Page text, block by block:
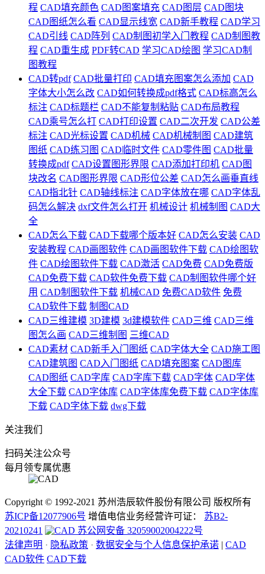
程 CAD填充颜色 CAD图案填充 CAD图层 CAD图块
CAD图纸怎么看 CAD显示线宽 CAD新手教程 CAD学习
CAD引线 CAD阵列 CAD制图初学入门教程 CAD制图教
程 CAD重生成 PDF转CAD 学习CAD绘图 学习CAD制
图教程
CAD转pdf CAD批量打印 CAD填充图案怎么添加 CAD
字体大小怎么改 CAD如何转换成pdf格式 CAD标高怎么
标注 CAD标题栏 CAD不能复制粘贴 CAD布局教程
CAD乘号怎么打 CAD打印设置 CAD二次开发 CAD公差
标注 CAD光标设置 CAD机械 CAD机械制图 CAD建筑
图纸 CAD练习图 CAD临时文件 CAD零件图 CAD批量
转换成pdf CAD设置图形界限 CAD添加打印机 CAD图
块改名 CAD图形界限 CAD形位公差 CAD怎么画垂直线
CAD指北针 CAD轴线标注 CAD字体放在哪 CAD字体乱
码怎么解决 dxf文件怎么打开 机械设计 机械制图 CAD大
全
CAD怎么下载 CAD下载哪个版本好 CAD怎么安装 CAD
安装教程 CAD画图软件 CAD画图软件下载 CAD绘图软
件 CAD绘图软件下载 CAD激活 CAD免费 CAD免费版
CAD免费下载 CAD软件免费下载 CAD制图软件哪个好
用 CAD制图软件下载 机械CAD 免费CAD软件 免费
CAD软件下载 制图CAD
CAD三维建模 3D建模 3d建模软件 CAD三维 CAD三维
图怎么画 CAD三维制图 三维CAD
CAD素材 CAD新手入门图纸 CAD字体大全 CAD施工图
CAD建筑图 CAD入门图纸 CAD填充图案 CAD图库
CAD图纸 CAD字库 CAD字库下载 CAD字体 CAD字体
大全下载 CAD字体库 CAD字体库免费下载 CAD字体库
下载 CAD字体下载 dwg下载
关注我们
扫码关注公众号
每月领专属优惠
Copyright © 1992-2021 苏州浩辰软件股份有限公司 版权所有
苏ICP备12077906号 增值电信业务经营许可证： 苏B2-
20210241
苏公网安备 32059002004222号
法律声明 · 隐私政策 · 数据安全与个人信息保护承诺 | CAD
CAD软件 CAD下载